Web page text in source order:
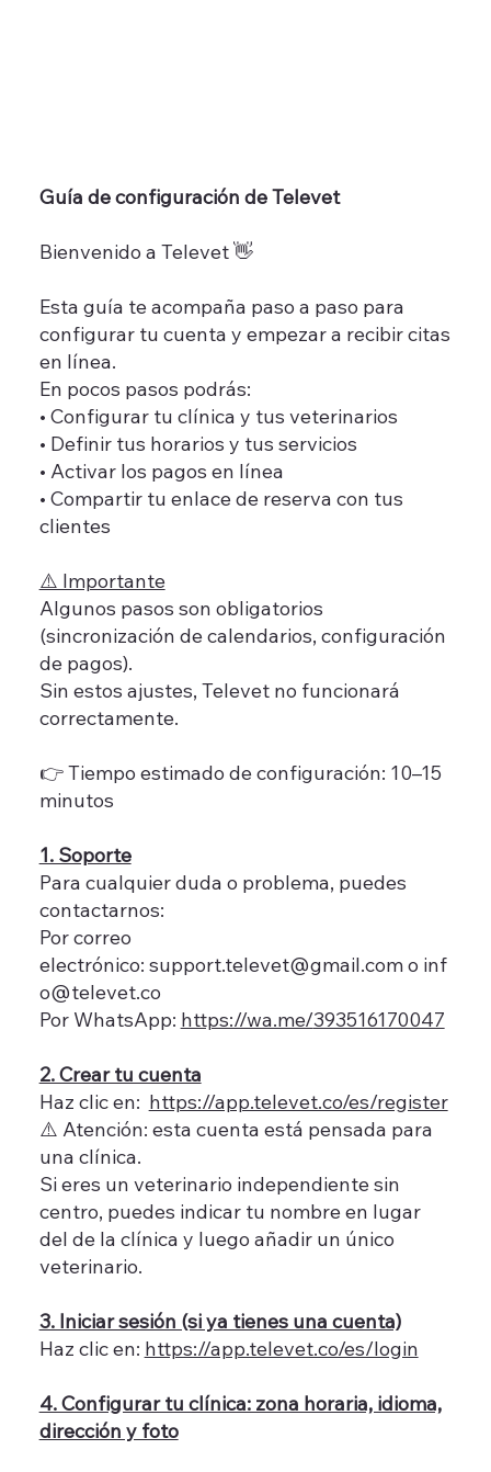
Guía de configuración de Televet
Bienvenido a Televet 👋
Esta guía te acompaña paso a paso para
configurar tu cuenta y empezar a recibir citas
en línea.
En pocos pasos podrás:
• Configurar tu clínica y tus veterinarios
• Definir tus horarios y tus servicios
• Activar los pagos en línea
• Compartir tu enlace de reserva con tus
clientes
⚠️ Importante
Algunos pasos son obligatorios
(sincronización de calendarios, configuración
de pagos).
Sin estos ajustes, Televet no funcionará
correctamente.
👉 Tiempo estimado de configuración: 10–15
minutos
1. Soporte
Para cualquier duda o problema, puedes
contactarnos:
Por correo
electrónico: support.televet@gmail.com o inf
o@televet.co
Por WhatsApp: https://wa.me/393516170047
2. Crear tu cuenta
Haz clic en: https://app.televet.co/es/register
⚠️ Atención: esta cuenta está pensada para
una clínica.
Si eres un veterinario independiente sin
centro, puedes indicar tu nombre en lugar
del de la clínica y luego añadir un único
veterinario.
3. Iniciar sesión (si ya tienes una cuenta)
Haz clic en: https://app.televet.co/es/login
4. Configurar tu clínica: zona horaria, idioma,
dirección y foto